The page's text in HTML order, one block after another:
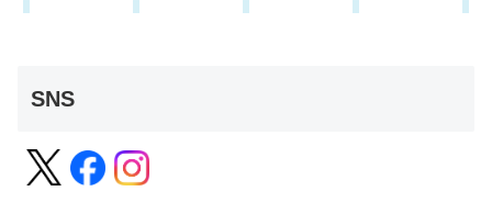
SNS